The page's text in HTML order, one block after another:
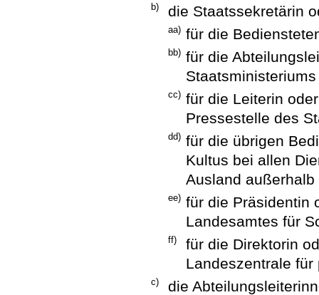
b) die Staatssekretärin
aa) für die
bb) für die
cc) für die Leiterin
Pressestelle des
dd) für die übrigen
Kultus bei allen
Ausland außerhalb
ee) für die Präsidentin
Landesamtes für
ff)
für die Direktorin
Landeszentrale
c)
die